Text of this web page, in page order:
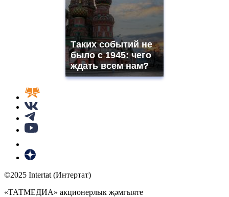
Таких событий не
было с 1945: чего
ждать всем нам?
©2025 Intertat (Интертат)
«ТАТМЕДИА» акционерлык җәмгыяте